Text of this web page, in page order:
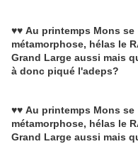
♥♥ Au printemps Mons se
métamorphose, hélas le RAVeL du
Grand Large aussi mais
à donc piqué l'adeps?
♥♥ Au printemps Mons se
métamorphose, hélas le RAVeL du
Grand Large aussi mais